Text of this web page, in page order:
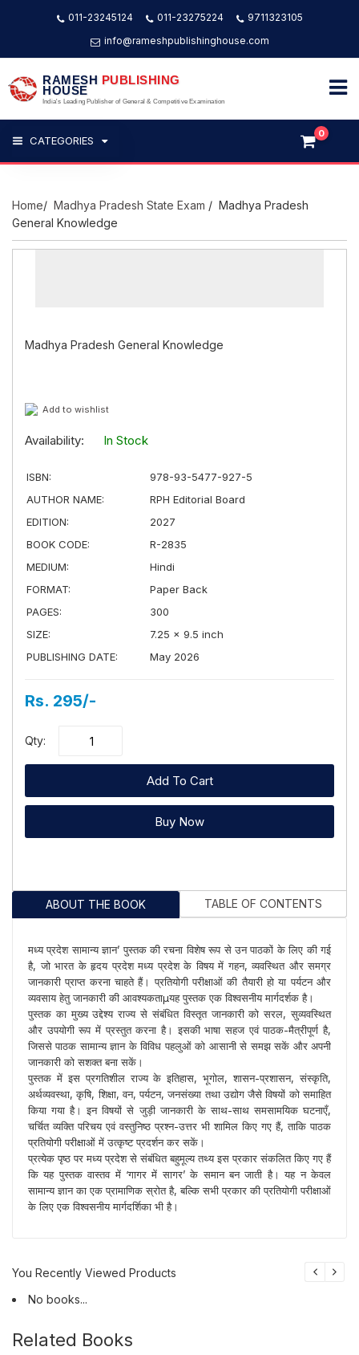
011-23245124 011-23275224
9711323105
info@rameshpublishinghouse.com
RAMESH PUBLISHING
HOUSE
India's Leading Publisher of General & Competitive Examination
CATEGORIES
0
Home/ Madhya Pradesh State Exam / Madhya Pradesh
General Knowledge
Madhya Pradesh General Knowledge
Add to wishlist
Availability: In Stock
ISBN:
978-93-5477-927-5
AUTHOR NAME:
RPH Editorial Board
EDITION:
2027
BOOK CODE:
R-2835
MEDIUM:
Hindi
FORMAT:
Paper Back
PAGES:
300
SIZE:
7.25 × 9.5 inch
PUBLISHING DATE:
May 2026
Rs. 295/-
Qty:
Add To Cart
Buy Now
ABOUT THE BOOK TABLE OF CONTENTS
मध्य प्रदेश सामान्य ज्ञान’ पुस्तक की रचना विशेष रूप से उन पाठकों के लिए की गई
है, जो भारत के हृदय प्रदेश मध्य प्रदेश के विषय में गहन, व्यवस्थित और समग्र
जानकारी प्राप्त करना चाहते हैं। प्रतियोगी परीक्षाओं की तैयारी हो या पर्यटन और
व्यवसाय हेतु जानकारी की आवश्यकताµयह पुस्तक एक विश्वसनीय मार्गदर्शक है।
पुस्तक का मुख्य उद्देश्य राज्य से संबंधित विस्तृत जानकारी को सरल, सुव्यवस्थित
और उपयोगी रूप में प्रस्तुत करना है। इसकी भाषा सहज एवं पाठक-मैत्रीपूर्ण है,
जिससे पाठक सामान्य ज्ञान के विविध पहलुओं को आसानी से समझ सकें और अपनी
जानकारी को सशक्त बना सकें।
पुस्तक में इस प्रगतिशील राज्य के इतिहास, भूगोल, शासन-प्रशासन, संस्कृति,
अर्थव्यवस्था, कृषि, शिक्षा, वन, पर्यटन, जनसंख्या तथा उद्योग जैसे विषयों को समाहित
किया गया है। इन विषयों से जुड़ी जानकारी के साथ-साथ समसामयिक घटनाएँ,
चर्चित व्यक्ति परिचय एवं वस्तुनिष्ठ प्रश्न-उत्तर भी शामिल किए गए हैं, ताकि पाठक
प्रतियोगी परीक्षाओं में उत्कृष्ट प्रदर्शन कर सकें।
प्रत्येक पृष्ठ पर मध्य प्रदेश से संबंधित बहुमूल्य तथ्य इस प्रकार संकलित किए गए हैं
कि यह पुस्तक वास्तव में ‘गागर में सागर’ के समान बन जाती है। यह न केवल
सामान्य ज्ञान का एक प्रामाणिक स्रोत है, बल्कि सभी प्रकार की प्रतियोगी परीक्षाओं
के लिए एक विश्वसनीय मार्गदर्शिका भी है।
You Recently Viewed Products
No books...
Related Books